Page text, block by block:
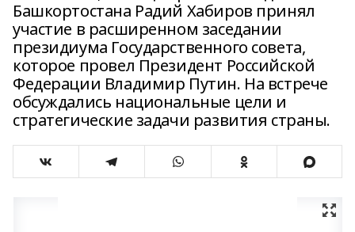
Башкортостана Радий Хабиров принял
участие в расширенном заседании
президиума Государственного совета,
которое провел Президент Российской
Федерации Владимир Путин. На встрече
обсуждались национальные цели и
стратегические задачи развития страны.